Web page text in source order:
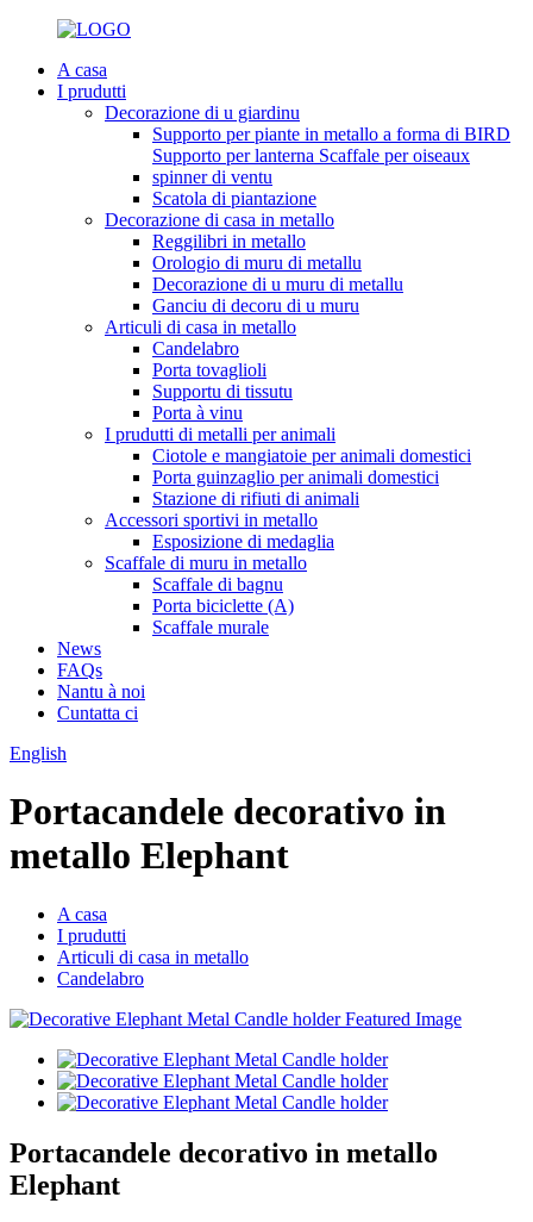
A casa
I prudutti
Decorazione di u giardinu
Supporto per piante in metallo a forma di BIRD
Supporto per lanterna Scaffale per oiseaux
spinner di ventu
Scatola di piantazione
Decorazione di casa in metallo
Reggilibri in metallo
Orologio di muru di metallu
Decorazione di u muru di metallu
Ganciu di decoru di u muru
Articuli di casa in metallo
Candelabro
Porta tovaglioli
Supportu di tissutu
Porta à vinu
I prudutti di metalli per animali
Ciotole e mangiatoie per animali domestici
Porta guinzaglio per animali domestici
Stazione di rifiuti di animali
Accessori sportivi in ​​metallo
Esposizione di medaglia
Scaffale di muru in metallo
Scaffale di bagnu
Porta biciclette (A)
Scaffale murale
News
FAQs
Nantu à noi
Cuntatta ci
English
Portacandele decorativo in
metallo Elephant
A casa
I prudutti
Articuli di casa in metallo
Candelabro
Portacandele decorativo in metallo
Elephant